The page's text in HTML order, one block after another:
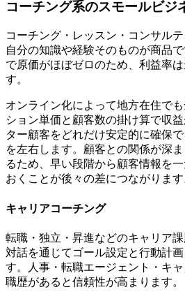
コーチング系のスモールビジ
コーチング・レッスン・コンサル
自分の知識や経験そのものが商品
で原価がほぼゼロのため、利益率
す。
オンライン化によって地方在住で
ション単価と顧客数の掛け算で収
ター顧客をどれだけ安定的に確保
を左右します。顧客との関係が深
るため、早い段階から顧客情報を
おくことが後々の差につながります
キャリアコーチング
転職・独立・昇進などのキャリア課
対話を通じてゴール設定と行動計
す。人事・転職エージェント・キ
職歴があると信頼性が高まります。